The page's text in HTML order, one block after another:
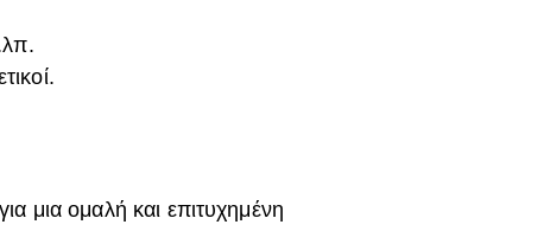
μια ομαλή και επιτυχημένη